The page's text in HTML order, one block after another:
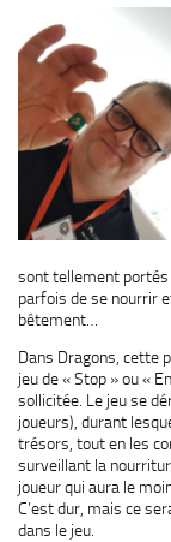
sont tellement portés
parfois de se nourrir
bêtement…
Dans Dragons, cette
jeu de « Stop » ou «
sollicitée. Le jeu se
joueurs), durant
trésors, tout en les
surveillant la
joueur qui aura le
C’est dur, mais ce
dans le jeu.